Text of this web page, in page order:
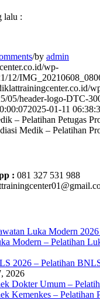
lalu :
/by admin
wp-
12/
05/header-logo-DTC-
2025-01-11
– Pelatihan Petugas
Medik – Pelatihan
: 081 327 531 988
Luka Modern
Modern – Pelatihan
2026 – Pelatihan
2026
Dokter Umum –
Kemenkes – Pelatihan